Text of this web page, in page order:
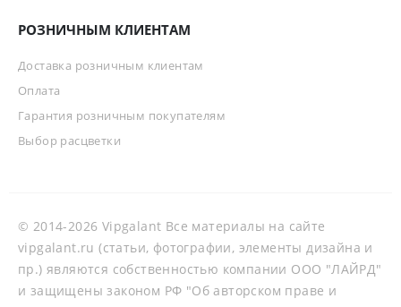
РОЗНИЧНЫМ КЛИЕНТАМ
Доставка розничным клиентам
Оплата
Гарантия розничным покупателям
Выбор расцветки
© 2014-2026 Vipgalant Все материалы на сайте
vipgalant.ru (статьи, фотографии, элементы дизайна и
пр.) являются собственностью компании ООО "ЛАЙРД"
и защищены законом РФ "Об авторском праве и